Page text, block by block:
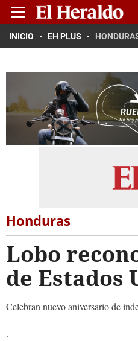
INICIO EH PLUS
Honduras
Lobo
de Estados
Celebran nuevo aniversario de
.